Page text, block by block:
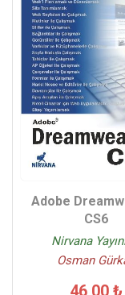
Adobe
CS6
Nirvana
Osman
46,00 ₺